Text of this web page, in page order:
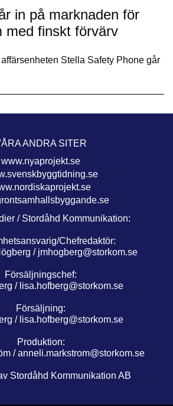
in på marknaden för
med finskt förvärv
Stella Safety Phone går
ANDRA SITER
www.nyaprojekt.se
/ Stordåhd Kommunikation:
Chefredaktör:
/ jmhogberg@storkom.se
Försäljningschef:
/ lisa.hofberg@storkom.se
Försäljning:
/ lisa.hofberg@storkom.se
Produktion:
/anneli.markstrom@storkom.se
Stordåhd Kommunikation AB